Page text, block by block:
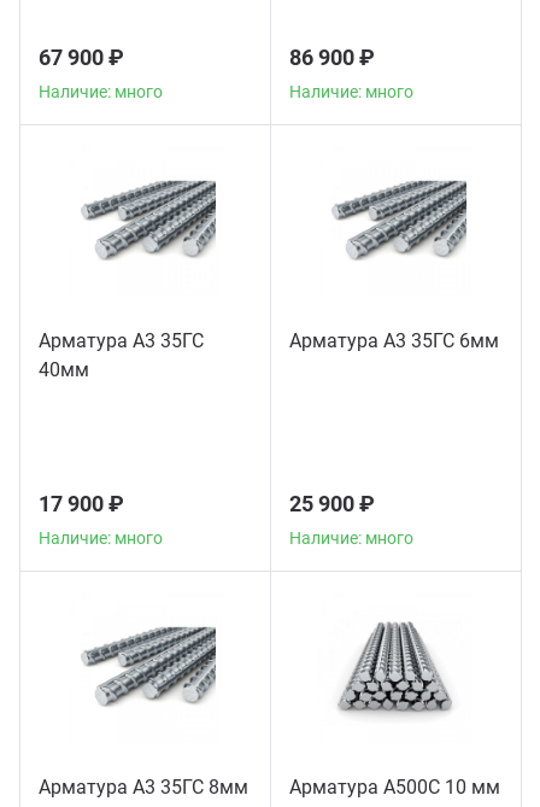
67 900 ₽
Наличие: много
86 900 ₽
Наличие: много
Арматура А3 35ГС
40мм
17 900 ₽
Наличие: много
Арматура А3 35ГС 6мм
25 900 ₽
Наличие: много
Арматура А3 35ГС 8мм Арматура А500С 10 мм